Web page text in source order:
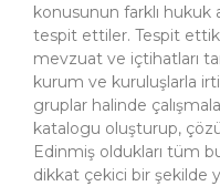
konusunun farklı hukuk
tespit ettiler. Tespit
mevzuat ve içtihatları
kurum ve kuruluşlarla
gruplar halinde
katalogu oluşturup,
Edinmiş oldukları tüm
dikkat çekici bir şekilde